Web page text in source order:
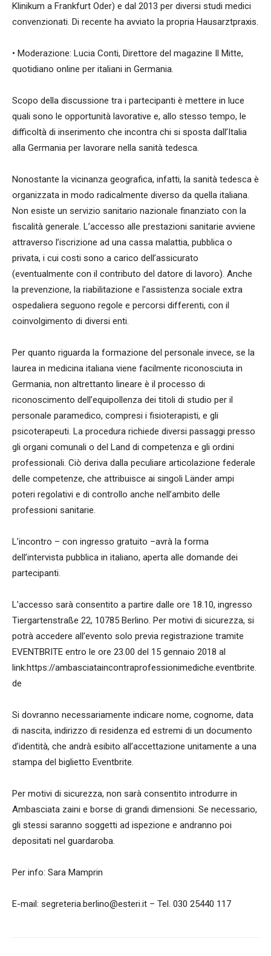
Klinikum a Frankfurt Oder) e dal 2013 per diversi studi medici
convenzionati. Di recente ha avviato la propria Hausarztpraxis.
• Moderazione: Lucia Conti, Direttore del magazine Il Mitte,
quotidiano online per italiani in Germania.
Scopo della discussione tra i partecipanti è mettere in luce
quali sono le opportunità lavorative e, allo stesso tempo, le
difficoltà di inserimento che incontra chi si sposta dall’Italia
alla Germania per lavorare nella sanità tedesca.
Nonostante la vicinanza geografica, infatti, la sanità tedesca è
organizzata in modo radicalmente diverso da quella italiana.
Non esiste un servizio sanitario nazionale finanziato con la
fiscalità generale. L’accesso alle prestazioni sanitarie avviene
attraverso l’iscrizione ad una cassa malattia, pubblica o
privata, i cui costi sono a carico dell’assicurato
(eventualmente con il contributo del datore di lavoro). Anche
la prevenzione, la riabilitazione e l’assistenza sociale extra
ospedaliera seguono regole e percorsi differenti, con il
coinvolgimento di diversi enti.
Per quanto riguarda la formazione del personale invece, se la
laurea in medicina italiana viene facilmente riconosciuta in
Germania, non altrettanto lineare è il processo di
riconoscimento dell’equipollenza dei titoli di studio per il
personale paramedico, compresi i fisioterapisti, e gli
psicoterapeuti. La procedura richiede diversi passaggi presso
gli organi comunali o del Land di competenza e gli ordini
professionali. Ciò deriva dalla peculiare articolazione federale
delle competenze, che attribuisce ai singoli Länder ampi
poteri regolativi e di controllo anche nell’ambito delle
professioni sanitarie.
L’incontro – con ingresso gratuito –avrà la forma
dell’intervista pubblica in italiano, aperta alle domande dei
partecipanti.
L’accesso sarà consentito a partire dalle ore 18.10, ingresso
Tiergartenstraße 22, 10785 Berlino. Per motivi di sicurezza, si
potrà accedere all’evento solo previa registrazione tramite
EVENTBRITE entro le ore 23.00 del 15 gennaio 2018 al
link:https://ambasciataincontraprofessionimediche.eventbrite.
de
Si dovranno necessariamente indicare nome, cognome, data
di nascita, indirizzo di residenza ed estremi di un documento
d’identità, che andrà esibito all’accettazione unitamente a una
stampa del biglietto Eventbrite.
Per motivi di sicurezza, non sarà consentito introdurre in
Ambasciata zaini e borse di grandi dimensioni. Se necessario,
gli stessi saranno soggetti ad ispezione e andranno poi
depositati nel guardaroba.
Per info: Sara Mamprin
E-mail: segreteria.berlino@esteri.it – Tel. 030 25440 117